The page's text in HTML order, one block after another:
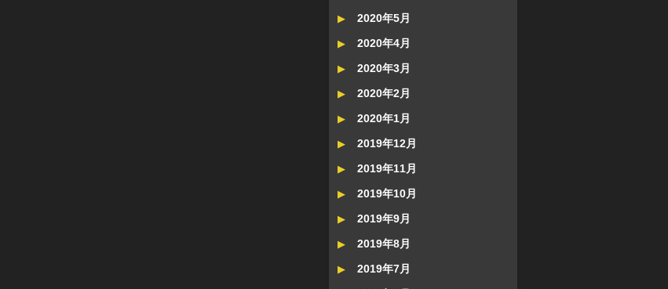
2020年5月
2020年4月
2020年3月
2020年2月
2020年1月
2019年12月
2019年11月
2019年10月
2019年9月
2019年8月
2019年7月